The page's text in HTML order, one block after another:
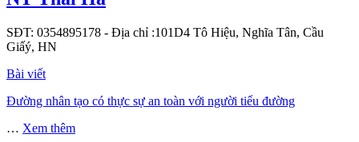
SĐT: 0354895178 - Địa chỉ :101D4 Tô Hiệu, Nghĩa Tân, Cầu
Giấý, HN
Bài viết
Đường nhân tạo có thực sự an toàn với người tiểu đường
… Xem thêm